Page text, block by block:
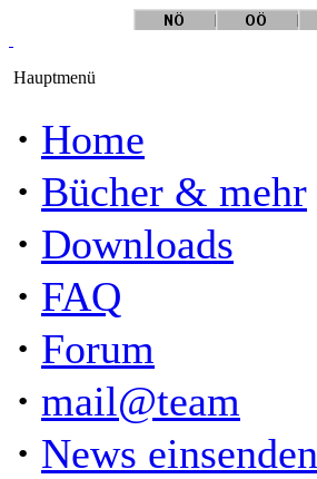
Hauptmenü
· Home
· Bücher & mehr
· Downloads
· FAQ
· Forum
· mail@team
· News einsenden